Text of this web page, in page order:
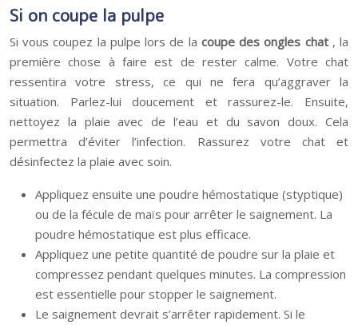
Si on coupe la pulpe
Si vous coupez la pulpe lors de la coupe des ongles chat , la
première chose à faire est de rester calme. Votre chat
ressentira votre stress, ce qui ne fera qu’aggraver la
situation. Parlez-lui doucement et rassurez-le. Ensuite,
nettoyez la plaie avec de l’eau et du savon doux. Cela
permettra d’éviter l’infection. Rassurez votre chat et
désinfectez la plaie avec soin.
Appliquez ensuite une poudre hémostatique (styptique)
ou de la fécule de maïs pour arrêter le saignement. La
poudre hémostatique est plus efficace.
Appliquez une petite quantité de poudre sur la plaie et
compressez pendant quelques minutes. La compression
est essentielle pour stopper le saignement.
Le saignement devrait s’arrêter rapidement. Si le